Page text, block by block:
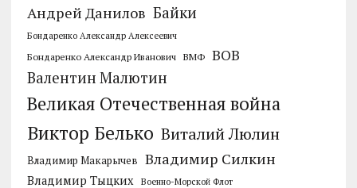
Андрей Данилов Байки
Бондаренко Александр Алексеевич
Бондаренко Александр Иванович ВМФ ВОВ
Валентин Малютин
Великая Отечественная война
Виктор Белько Виталий Люлин
Владимир Макарычев Владимир Силкин
Владимир Тыцких Военно-Морской Флот